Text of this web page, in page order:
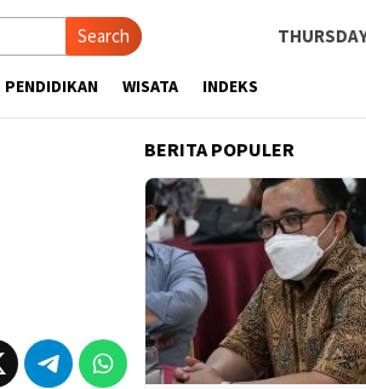
Search
PENDIDIKAN WISATA INDEKS
BERITA POPULER